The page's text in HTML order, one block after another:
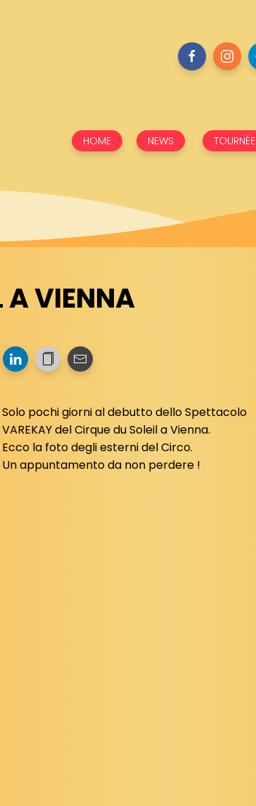
HOME NEWS TOURNÉE
A VIENNA
Solo pochi giorni al debutto dello Spettacolo
VAREKAY del Cirque du Soleil a Vienna.
Ecco la foto degli esterni del Circo.
Un appuntamento da non perdere !